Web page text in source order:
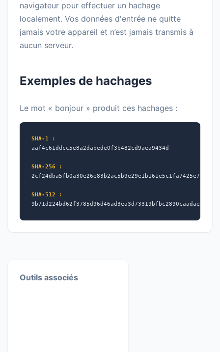
navigateur pour effectuer un hachage
localement. Vos données d'entrée ne quitte
jamais votre appareil et n’est jamais transmis à
aucun serveur.
Exemples de hachages
Le mot « bonjour » produit ces hachages :
SHA-1 :
aaf4c61ddcc5e8a2dabede0f3b482cd9aea9434d
SHA-256 :
SHA-512 :
Outils associés